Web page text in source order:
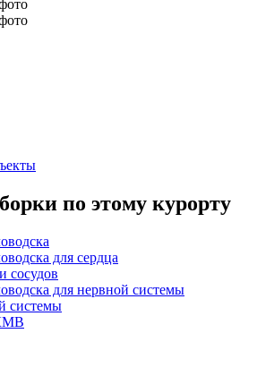
по этому курорту
для сердца
сосудов
для нервной системы
системы